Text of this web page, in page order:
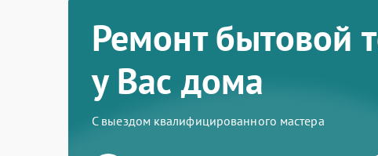
Ремонт бытовой
у Вас дома
С выездом квалифицированного мастера